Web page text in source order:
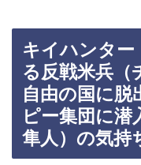
キイハンタ
る反戦米兵（
自由の国に脱
ピー集団に潜
隼人）の気持